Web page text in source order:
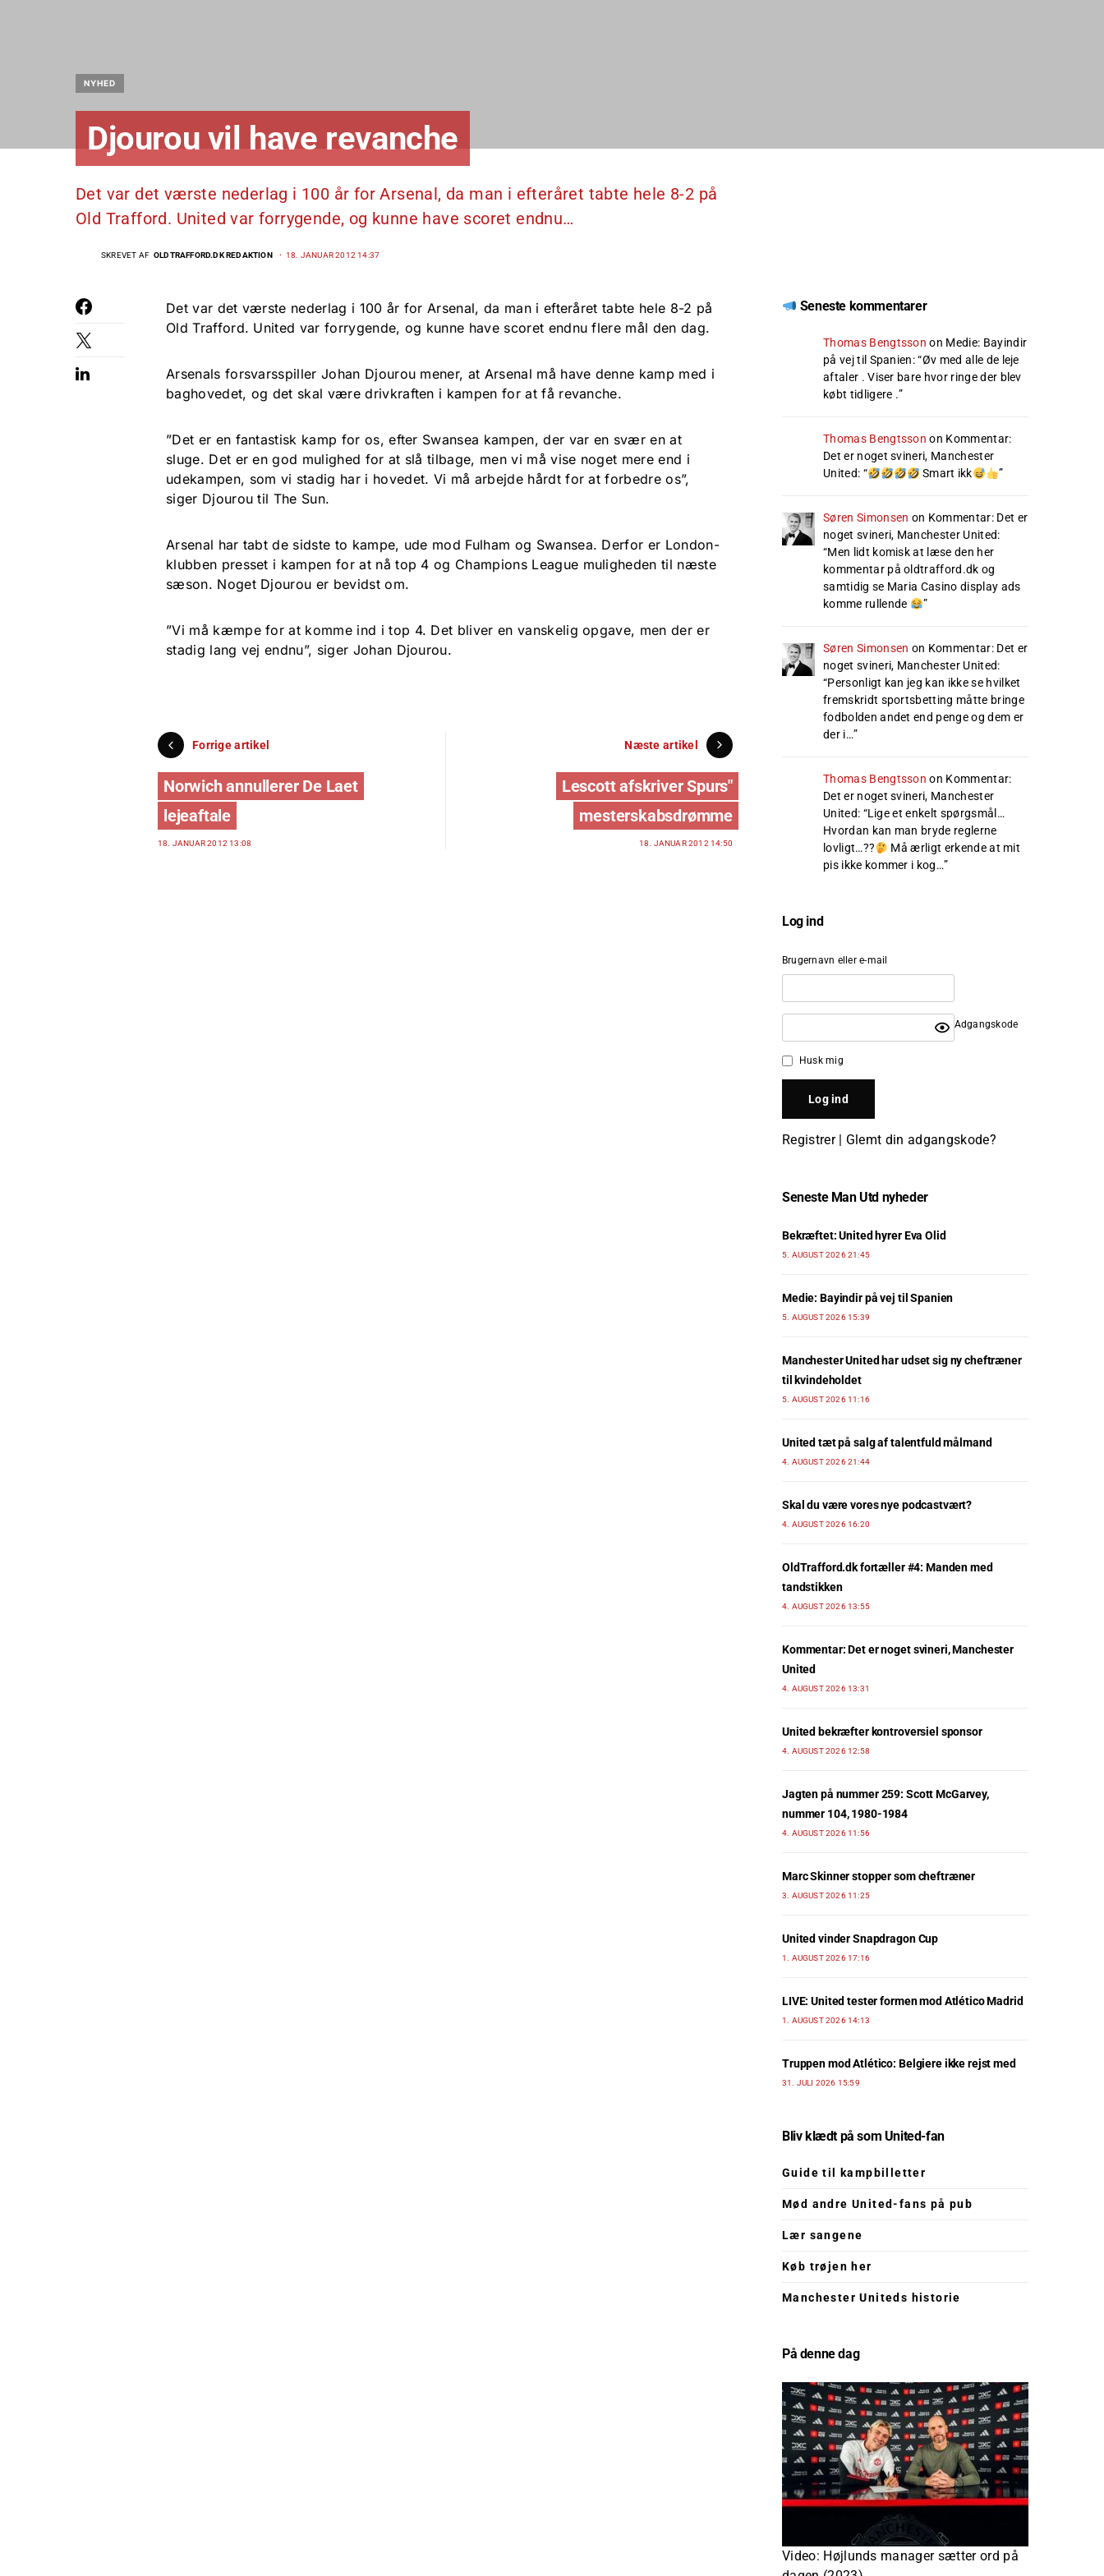
NYHED
Djourou vil have revanche
Det var det værste nederlag i 100 år for Arsenal, da man i efteråret tabte hele 8-2 på
Old Trafford. United var forrygende, og kunne have scoret endnu…
SKREVET AF OLDTRAFFORD.DK REDAKTION 18. JANUAR 2012 14:37
Det var det værste nederlag i 100 år for Arsenal, da man i efteråret tabte hele 8-2 på
Old Trafford. United var forrygende, og kunne have scoret endnu flere mål den dag.
Arsenals forsvarsspiller Johan Djourou mener, at Arsenal må have denne kamp med i
baghovedet, og det skal være drivkraften i kampen for at få revanche.
”Det er en fantastisk kamp for os, efter Swansea kampen, der var en svær en at
sluge. Det er en god mulighed for at slå tilbage, men vi må vise noget mere end i
udekampen, som vi stadig har i hovedet. Vi må arbejde hårdt for at forbedre os”,
siger Djourou til The Sun.
Arsenal har tabt de sidste to kampe, ude mod Fulham og Swansea. Derfor er London-
klubben presset i kampen for at nå top 4 og Champions League muligheden til næste
sæson. Noget Djourou er bevidst om.
”Vi må kæmpe for at komme ind i top 4. Det bliver en vanskelig opgave, men der er
stadig lang vej endnu”, siger Johan Djourou.
Forrige artikel
Norwich annullerer De Laet
lejeaftale
18. JANUAR 2012 13:08
Næste artikel
Lescott afskriver Spurs"
mesterskabsdrømme
18. JANUAR 2012 14:50
Seneste kommentarer
Thomas Bengtsson on Medie: Bayindir
på vej til Spanien: “Øv med alle de leje
aftaler . Viser bare hvor ringe der blev
købt tidligere .”
Thomas Bengtsson on Kommentar:
Det er noget svineri, Manchester
United: “ Smart ikk ”
Søren Simonsen on Kommentar: Det er
noget svineri, Manchester United:
“Men lidt komisk at læse den her
kommentar på oldtrafford.dk og
samtidig se Maria Casino display ads
komme rullende
”
Søren Simonsen on Kommentar: Det er
noget svineri, Manchester United:
“Personligt kan jeg kan ikke se hvilket
fremskridt sportsbetting måtte bringe
fodbolden andet end penge og dem er
der i…”
Thomas Bengtsson on Kommentar:
Det er noget svineri, Manchester
United: “Lige et enkelt spørgsmål…
Hvordan kan man bryde reglerne
lovligt…??
Må ærligt erkende at mit
pis ikke kommer i kog…”
Log ind
Brugernavn eller e-mail
Adgangskode
Husk mig
Registrer| Glemt din adgangskode?
Seneste Man Utd nyheder
Bekræftet: United hyrer Eva Olid
5. AUGUST 2026 21:45
Medie: Bayindir på vej til Spanien
5. AUGUST 2026 15:39
Manchester United har udset sig ny cheftræner
til kvindeholdet
5. AUGUST 2026 11:16
United tæt på salg af talentfuld målmand
4. AUGUST 2026 21:44
Skal du være vores nye podcastvært?
4. AUGUST 2026 16:20
OldTrafford.dk fortæller #4: Manden med
tandstikken
4. AUGUST 2026 13:55
Kommentar: Det er noget svineri, Manchester
United
4. AUGUST 2026 13:31
United bekræfter kontroversiel sponsor
4. AUGUST 2026 12:58
Jagten på nummer 259: Scott McGarvey,
nummer 104, 1980-1984
4. AUGUST 2026 11:56
Marc Skinner stopper som cheftræner
3. AUGUST 2026 11:25
United vinder Snapdragon Cup
1. AUGUST 2026 17:16
LIVE: United tester formen mod Atlético Madrid
1. AUGUST 2026 14:13
Truppen mod Atlético: Belgiere ikke rejst med
31. JULI 2026 15:59
Bliv klædt på som United-fan
Guide til kampbilletter
Mød andre United-fans på pub
Lær sangene
Køb trøjen her
Manchester Uniteds historie
På denne dag
Video: Højlunds manager sætter ord på